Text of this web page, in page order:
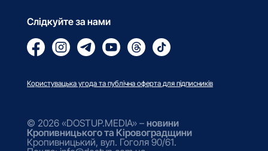
Слідкуйте за нами
Користувацька угода та публічна оферта для підписників
© 2026 «DOSTUP.MEDIA» – новини
Кропивницького та Кіровоградщини
Кропивницький, вул. Гоголя 90/61.